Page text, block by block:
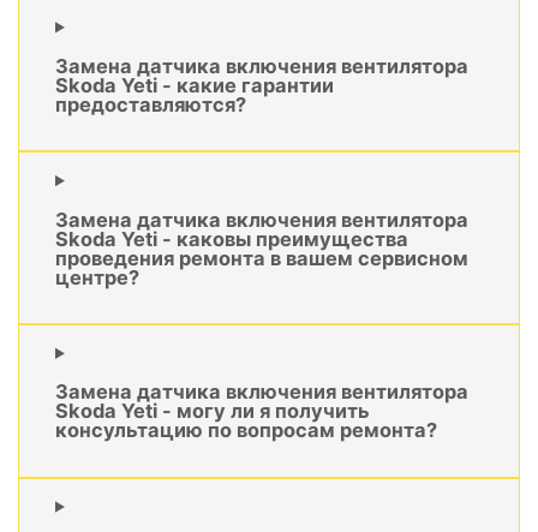
Замена датчика включения вентилятора
Skoda Yeti - какие гарантии
предоставляются?
Замена датчика включения вентилятора
Skoda Yeti - каковы преимущества
проведения ремонта в вашем сервисном
центре?
Замена датчика включения вентилятора
Skoda Yeti - могу ли я получить
консультацию по вопросам ремонта?